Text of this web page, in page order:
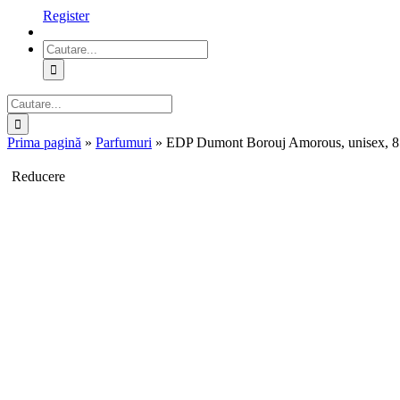
Register
Cautare...
Cautare...
Prima pagină » Parfumuri » EDP Dumont Borouj Amorous, unisex,
Reducere